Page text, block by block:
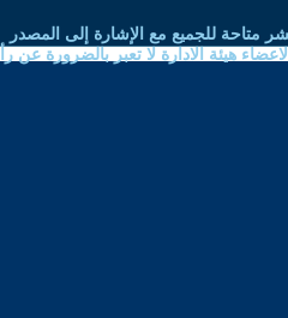
متاحة للجميع مع الإشارة إلى المصدر
هيئة الادارة لا تعبر بالضرورة عن